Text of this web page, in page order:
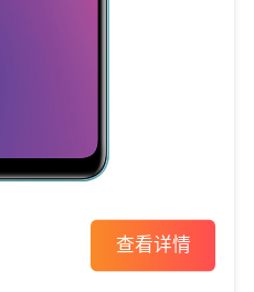
查看详情